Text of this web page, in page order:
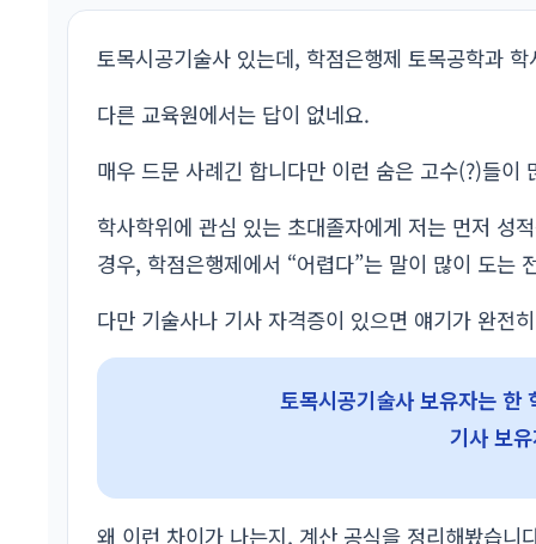
토목시공기술사 있는데, 학점은행제 토목공학과
다른 교육원에서는 답이 없네요.
매우 드문 사례긴 합니다만 이런 숨은 고수(?)들
학사학위에 관심 있는 초대졸자에게 저는 먼저 성
경우, 학점은행제에서 “어렵다”는 말이 많이 도는
다만 기술사나 기사 자격증이 있으면 얘기가 완전
토목시공기술사 보유자는 한
기사 보
왜 이런 차이가 나는지, 계산 공식을 정리해봤습니